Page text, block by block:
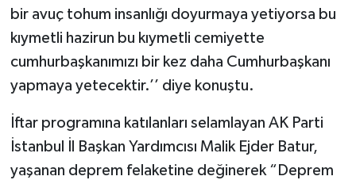
bir avuç tohum insanlığı doyurmaya yetiyorsa bu
kıymetli hazirun bu kıymetli cemiyette
cumhurbaşkanımızı bir kez daha Cumhurbaşkanı
yapmaya yetecektir.’’ diye konuştu.
İftar programına katılanları selamlayan AK Parti
İstanbul İl Başkan Yardımcısı Malik Ejder Batur,
yaşanan deprem felaketine değinerek “Deprem